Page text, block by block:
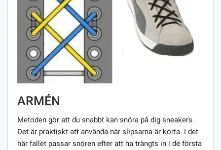
ARMÉN
Metoden gör att du snabbt kan snöra på dig sneakers.
Det är praktiskt att använda när slipsarna är korta. I det
här fallet passar snören efter att ha trängts in i de första